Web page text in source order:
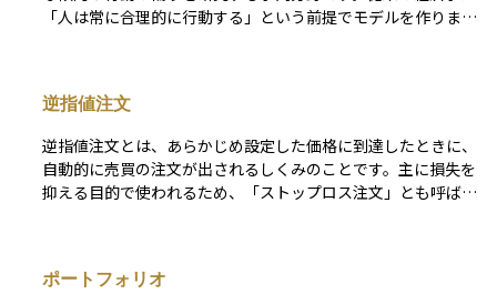
「人は常に合理的に行動する」という前提でモデルを作ります
過大評価したり、情報の提示方法に影響されるのかといった現
投資家は自分の心理的クセを把握し、より合理的な意思決定に
つなげることができます。
逆指値注文
逆指値注文とは、あらかじめ設定した価格に到達したときに、
自動的に売買の注文が出されるしくみのことです。主に損失を
抑える目的で使われるため、「ストップロス注文」とも呼ばれ
す。自分でずっと価格をチェックしなくても、自動的にリスク
ポートフォリオ